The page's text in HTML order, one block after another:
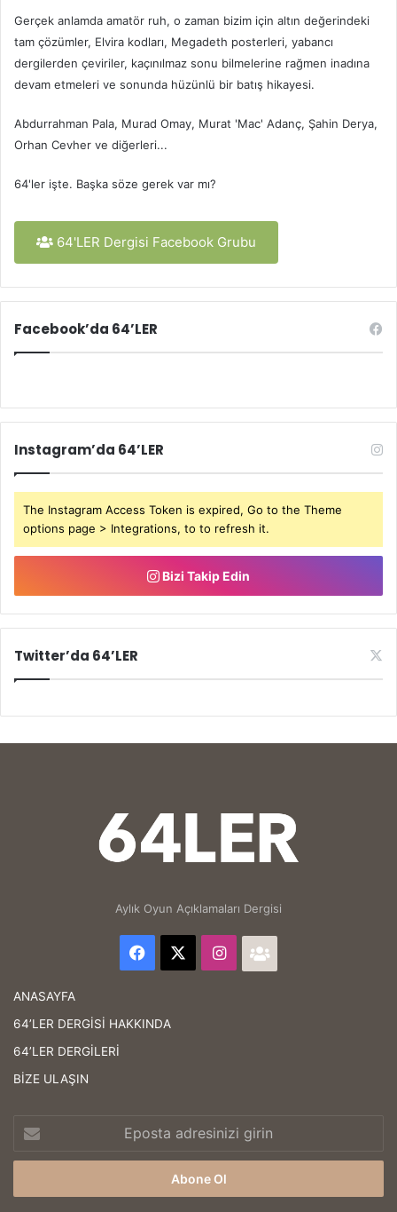
Gerçek anlamda amatör ruh, o zaman bizim için altın değerindeki
tam çözümler, Elvira kodları, Megadeth posterleri, yabancı
dergilerden çeviriler, kaçınılmaz sonu bilmelerine rağmen inadına
devam etmeleri ve sonunda hüzünlü bir batış hikayesi.
Abdurrahman Pala, Murad Omay, Murat 'Mac' Adanç, Şahin Derya,
Orhan Cevher ve diğerleri...
64'ler işte. Başka söze gerek var mı?
64'LER Dergisi Facebook Grubu
Facebook’da 64’LER
Instagram’da 64’LER
The Instagram Access Token is expired, Go to the Theme
options page > Integrations, to to refresh it.
Bizi Takip Edin
Twitter’da 64’LER
Aylık Oyun Açıklamaları Dergisi
Facebook Instagram
ANASAYFA
64’LER DERGİSİ HAKKINDA
64’LER DERGİLERİ
BİZE ULAŞIN
adresinizi
girin